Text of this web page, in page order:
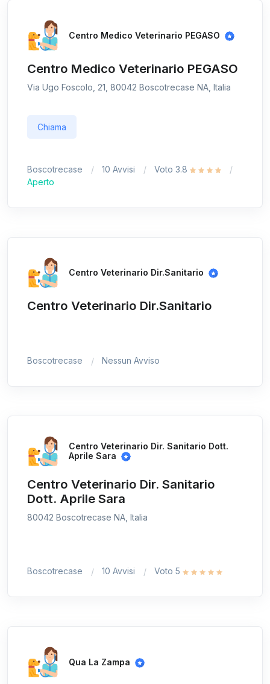
Centro Medico Veterinario PEGASO
Centro Medico Veterinario PEGASO
Via Ugo Foscolo, 21, 80042 Boscotrecase NA, Italia
Chiama
Boscotrecase 10 Avvisi
Voto 3.8
Aperto
Centro Veterinario Dir.Sanitario
Centro Veterinario Dir.Sanitario
Boscotrecase Nessun Avviso
Centro Veterinario Dir. Sanitario Dott.
Aprile Sara
Centro Veterinario Dir. Sanitario
Dott. Aprile Sara
80042 Boscotrecase NA, Italia
Boscotrecase 10 Avvisi Voto 5
Qua La Zampa